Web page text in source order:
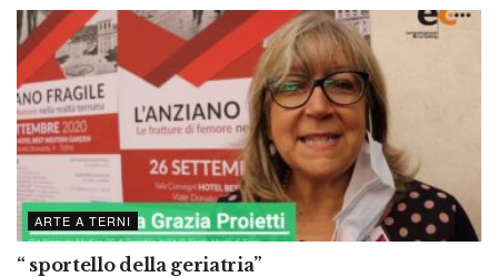
ARTE A TERNI
“ sportello della geriatria”